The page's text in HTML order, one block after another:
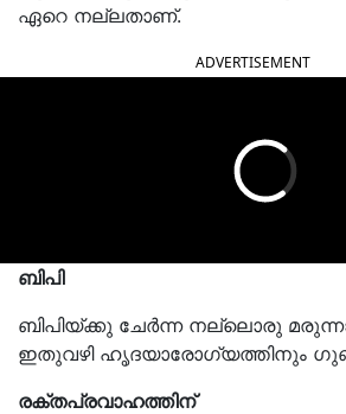
ഏറെ നല്ലതാണ്.
ADVERTISEMENT
ബിപി
ബിപിയ്ക്കു ചേര്‍ന്ന നല്ലൊരു
ഇതുവഴി ഹൃദയാരോഗ്യത്തിനും
രക്തപ്രവാഹത്തിന്